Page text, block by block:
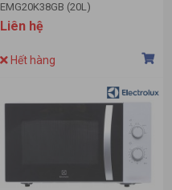
EMG20K38GB (20L)
Liên hệ
Hết hàng